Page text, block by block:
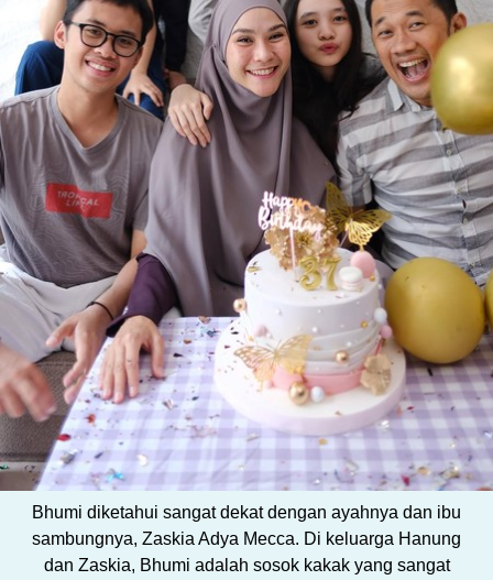
Bhumi diketahui sangat dekat dengan ayahnya dan ibu
sambungnya, Zaskia Adya Mecca. Di keluarga Hanung
dan Zaskia, Bhumi adalah sosok kakak yang sangat